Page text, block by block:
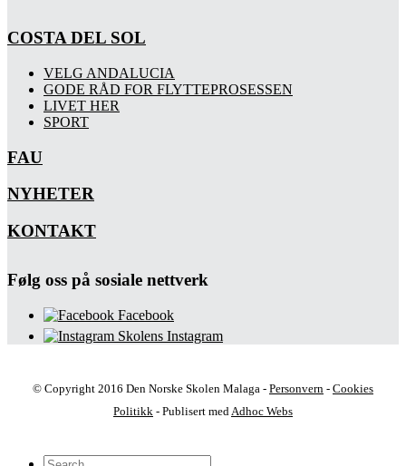
COSTA DEL SOL
VELG ANDALUCIA
GODE RÅD FOR FLYTTEPROSESSEN
LIVET HER
SPORT
FAU
NYHETER
KONTAKT
Følg oss på sosiale nettverk
Facebook
Skolens Instagram
© Copyright 2016 Den Norske Skolen Malaga - Personvern - Cookies
Politikk - Publisert med Adhoc Webs